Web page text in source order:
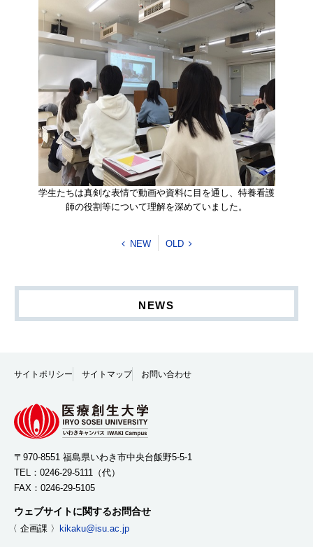
学生たちは真剣な表情で動画や資料に目を通し、特養看護
師の役割等について理解を深めていました。
NEW OLD
NEWS
サイトポリシー サイトマップ お問い合わせ
〒970-8551 福島県いわき市中央台飯野5-5-1
TEL： 0246-29-5111 （代）
FAX：0246-29-5105
ウェブサイトに関するお問合せ
〈 企画課 〉 kikaku@isu.ac.jp